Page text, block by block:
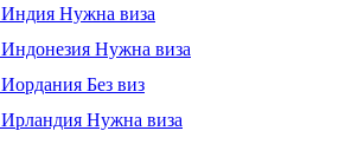
Индия Нужна виза
Индонезия Нужна виза
Иордания Без виз
Ирландия Нужна виза